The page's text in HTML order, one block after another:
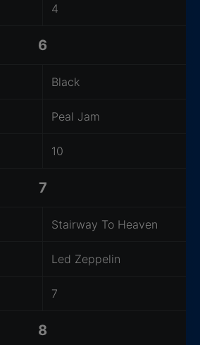
4
6
Black
Peal Jam
10
7
Stairway To Heaven
Led Zeppelin
7
8